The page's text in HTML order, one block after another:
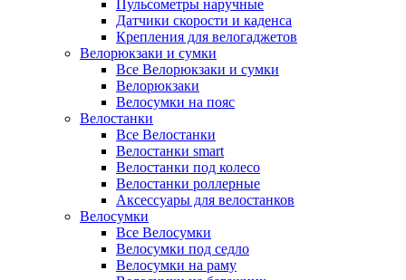
Пульсометры наручные
Датчики скорости и каденса
Крепления для велогаджетов
Велорюкзаки и сумки
Все Велорюкзаки и сумки
Велорюкзаки
Велосумки на пояс
Велостанки
Все Велостанки
Велостанки smart
Велостанки под колесо
Велостанки роллерные
Аксессуары для велостанков
Велосумки
Все Велосумки
Велосумки под седло
Велосумки на раму